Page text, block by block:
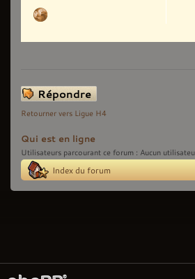
Répondre
Retourner vers Ligue H4
Qui est en ligne
Utilisateurs parcourant ce forum : Aucun
Index du forum